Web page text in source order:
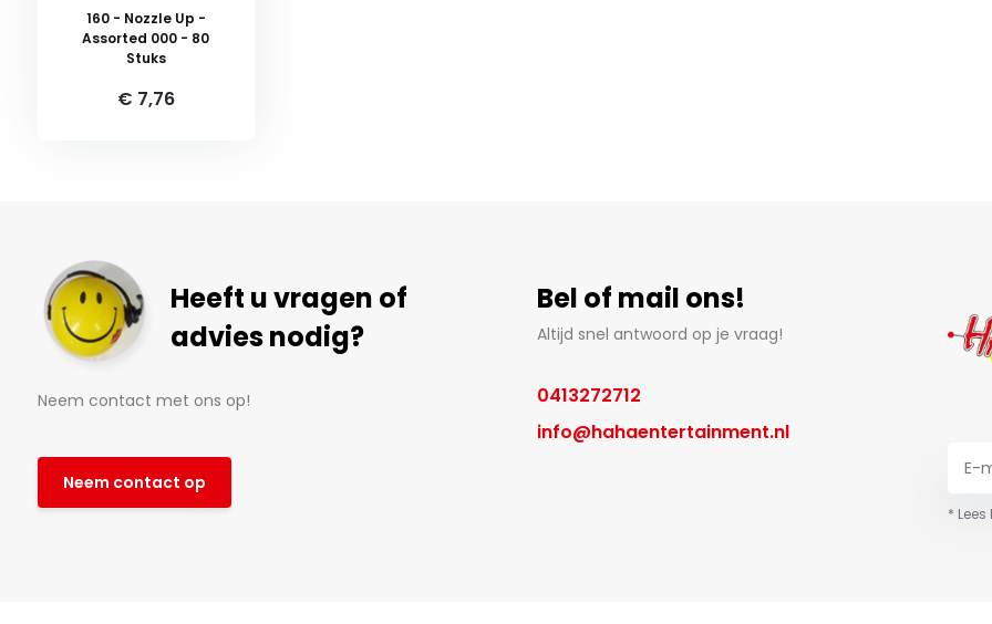
160 - Nozzle Up -
Assorted 000 - 80
Stuks
€ 7,76
Heeft u vragen of
advies nodig?
Neem contact met ons op!
Neem contact op
Bel of mail ons!
Altijd snel antwoord op je vraag!
0413272712
info@hahaentertainment.nl
*